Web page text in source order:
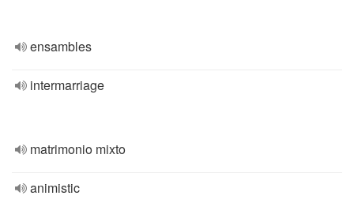
ensambles
intermarriage
matrimonio mixto
animistic